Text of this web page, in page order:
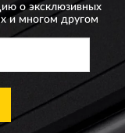
о эксклюзивных
и многом другом